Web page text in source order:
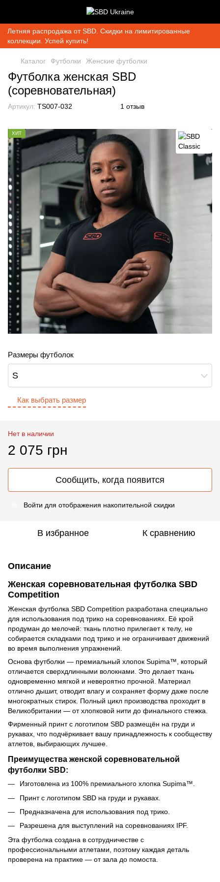
Летняя распродажа от SBD. Скидки на лимитированные
коллекции. Успей купить!
Каталог Футболки Женские футболки
Футболка женская SBD
(соревновательная)
Артикул: TS007-032 1 отзыв
ХИТ
Размеры футболок
S
Как выбрать размер
Нет в наличии
2 075 грн
Сообщить, когда появится
Войти для отображения накопительной скидки
В избранное К сравнению
Описание
Женская соревновательная футболка SBD
Competition
Женская футболка SBD Competition разработана специально
для использования под трико на соревнованиях. Её крой
продуман до мелочей: ткань плотно прилегает к телу, не
собирается складками под трико и не ограничивает движений
во время выполнения упражнений.
Основа футболки — премиальный хлопок Supima™, который
отличается сверхдлинными волокнами. Это делает ткань
одновременно мягкой и невероятно прочной. Материал
отлично дышит, отводит влагу и сохраняет форму даже после
многократных стирок. Полный цикл производства проходит в
Великобритании — от хлопковой нити до финального стежка.
Фирменный принт с логотипом SBD размещён на груди и
рукавах, что подчёркивает вашу принадлежность к сообществу
атлетов, выбирающих лучшее.
Преимущества женской соревновательной
футболки SBD:
Изготовлена из 100% премиального хлопка Supima™.
Принт с логотипом SBD на груди и рукавах.
Предназначена для использования под трико.
Разрешена для выступлений на соревнованиях IPF.
Эта футболка создана в сотрудничестве с
профессиональными атлетами, поэтому каждая деталь
проверена на практике — от зала до помоста.